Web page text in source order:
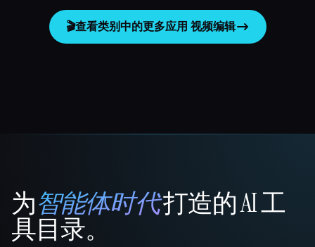
🎬查看类别中的更多应用 视频编辑
That AI Collection
为智能体时代打造的 AI 工
具目录。